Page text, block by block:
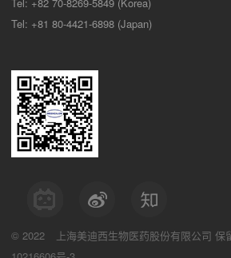
Tel: +81 80-4421-6898 (Japan)
© 2022 上海美迪西生物医药股份有限公司 保